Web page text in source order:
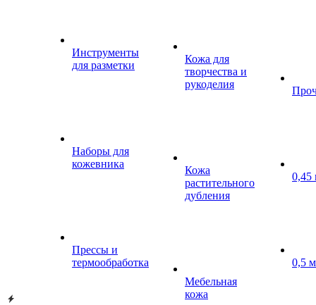
Инструменты
для разметки
Наборы для
кожевника
Прессы и
термообработка
Кожа для
творчества и
рукоделия
Кожа
растительного
дубления
Мебельная
кожа
0,45
0,5